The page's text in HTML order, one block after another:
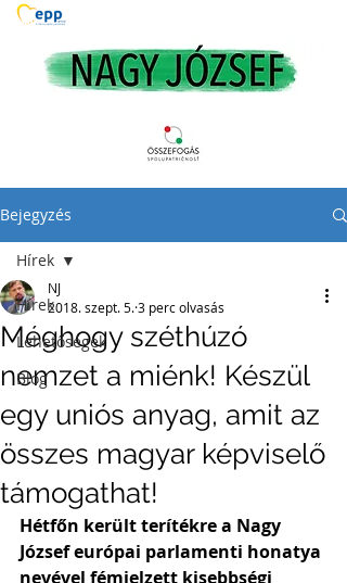
Bejegyzés
Hírek
Lehetőségek
Blog
Hírek
Méghogy széthúzó
nemzet a miénk! Készül
egy uniós anyag, amit az
összes magyar képviselő
támogathat!
NJ
2018. szept. 5.3 perc olvasás
Hétfőn került terítékre a Nagy
József európai parlamenti honatya
nevével fémjelzett kisebbségi